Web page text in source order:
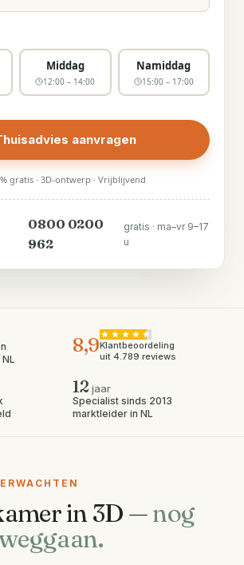
Middag
12:00 – 14:00
Namiddag
15:00 – 17:00
aanvragen
gratis · 3D-ontwerp · Vrijblijvend
0800 0200
962
gratis · ma–vr 9–17
u
8,9Klantbeoordeling
uit 4.789 reviews
12jaar
Specialist sinds 2013
marktleider in NL
in 3D —nog